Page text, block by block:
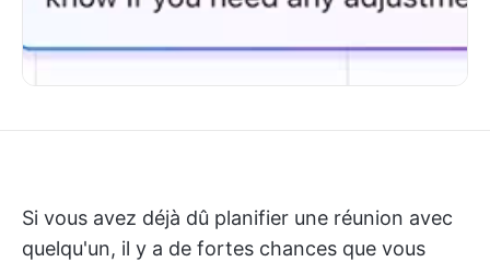
Si vous avez déjà dû planifier une réunion avec
quelqu'un, il y a de fortes chances que vous